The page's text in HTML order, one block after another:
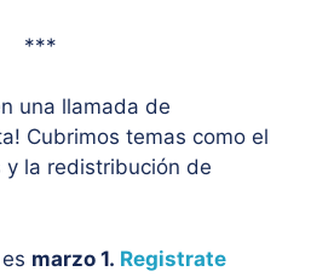
***
una llamada de
Cubrimos temas como el
la redistribución de
marzo 1. Registrate